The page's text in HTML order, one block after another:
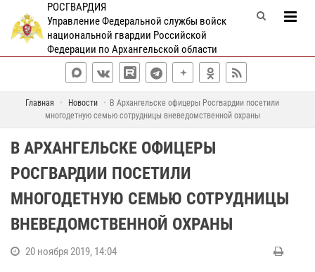
РОСГВАРДИЯ
Управление Федеральной службы войск
национальной гвардии Российской
Федерации по Архангельской области
Главная Новости
В Архангельске офицеры Росгвардии посетили
многодетную семью сотрудницы вневедомственной охраны
В АРХАНГЕЛЬСКЕ ОФИЦЕРЫ
РОСГВАРДИИ ПОСЕТИЛИ
МНОГОДЕТНУЮ СЕМЬЮ СОТРУДНИЦЫ
ВНЕВЕДОМСТВЕННОЙ ОХРАНЫ
20 ноября 2019, 14:04